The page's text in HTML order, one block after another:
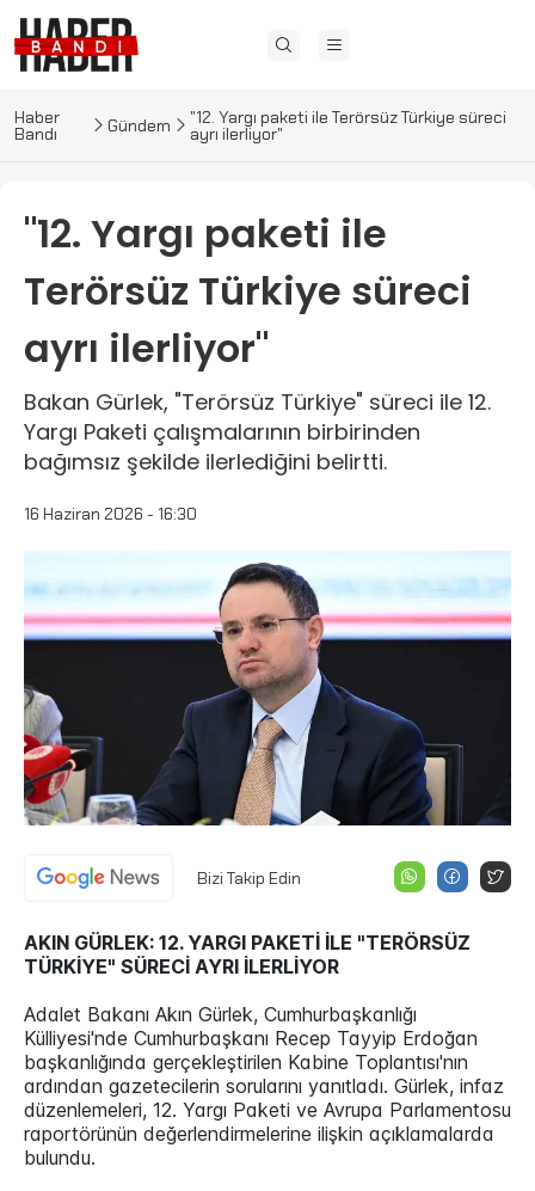
Haber
Bandı Gündem "12. Yargı paketi ile Terörsüz Türkiye süreci
ayrı ilerliyor"
"12. Yargı paketi ile
Terörsüz Türkiye süreci
ayrı ilerliyor"
Bakan Gürlek, "Terörsüz Türkiye" süreci ile 12.
Yargı Paketi çalışmalarının birbirinden
bağımsız şekilde ilerlediğini belirtti.
16 Haziran 2026 - 16:30
Bizi Takip Edin
AKIN GÜRLEK: 12. YARGI PAKETİ İLE "TERÖRSÜZ
TÜRKİYE" SÜRECİ AYRI İLERLİYOR
Adalet Bakanı Akın Gürlek, Cumhurbaşkanlığı
Külliyesi'nde Cumhurbaşkanı Recep Tayyip Erdoğan
başkanlığında gerçekleştirilen Kabine Toplantısı'nın
ardından gazetecilerin sorularını yanıtladı. Gürlek, infaz
düzenlemeleri, 12. Yargı Paketi ve Avrupa Parlamentosu
raportörünün değerlendirmelerine ilişkin açıklamalarda
bulundu.